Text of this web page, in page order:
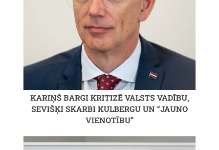
KARIŅŠ BARGI KRITIZĒ VALSTS VADĪBU,
SEVIŠĶI SKARBI KULBERGU UN “JAUNO
VIENOTĪBU”